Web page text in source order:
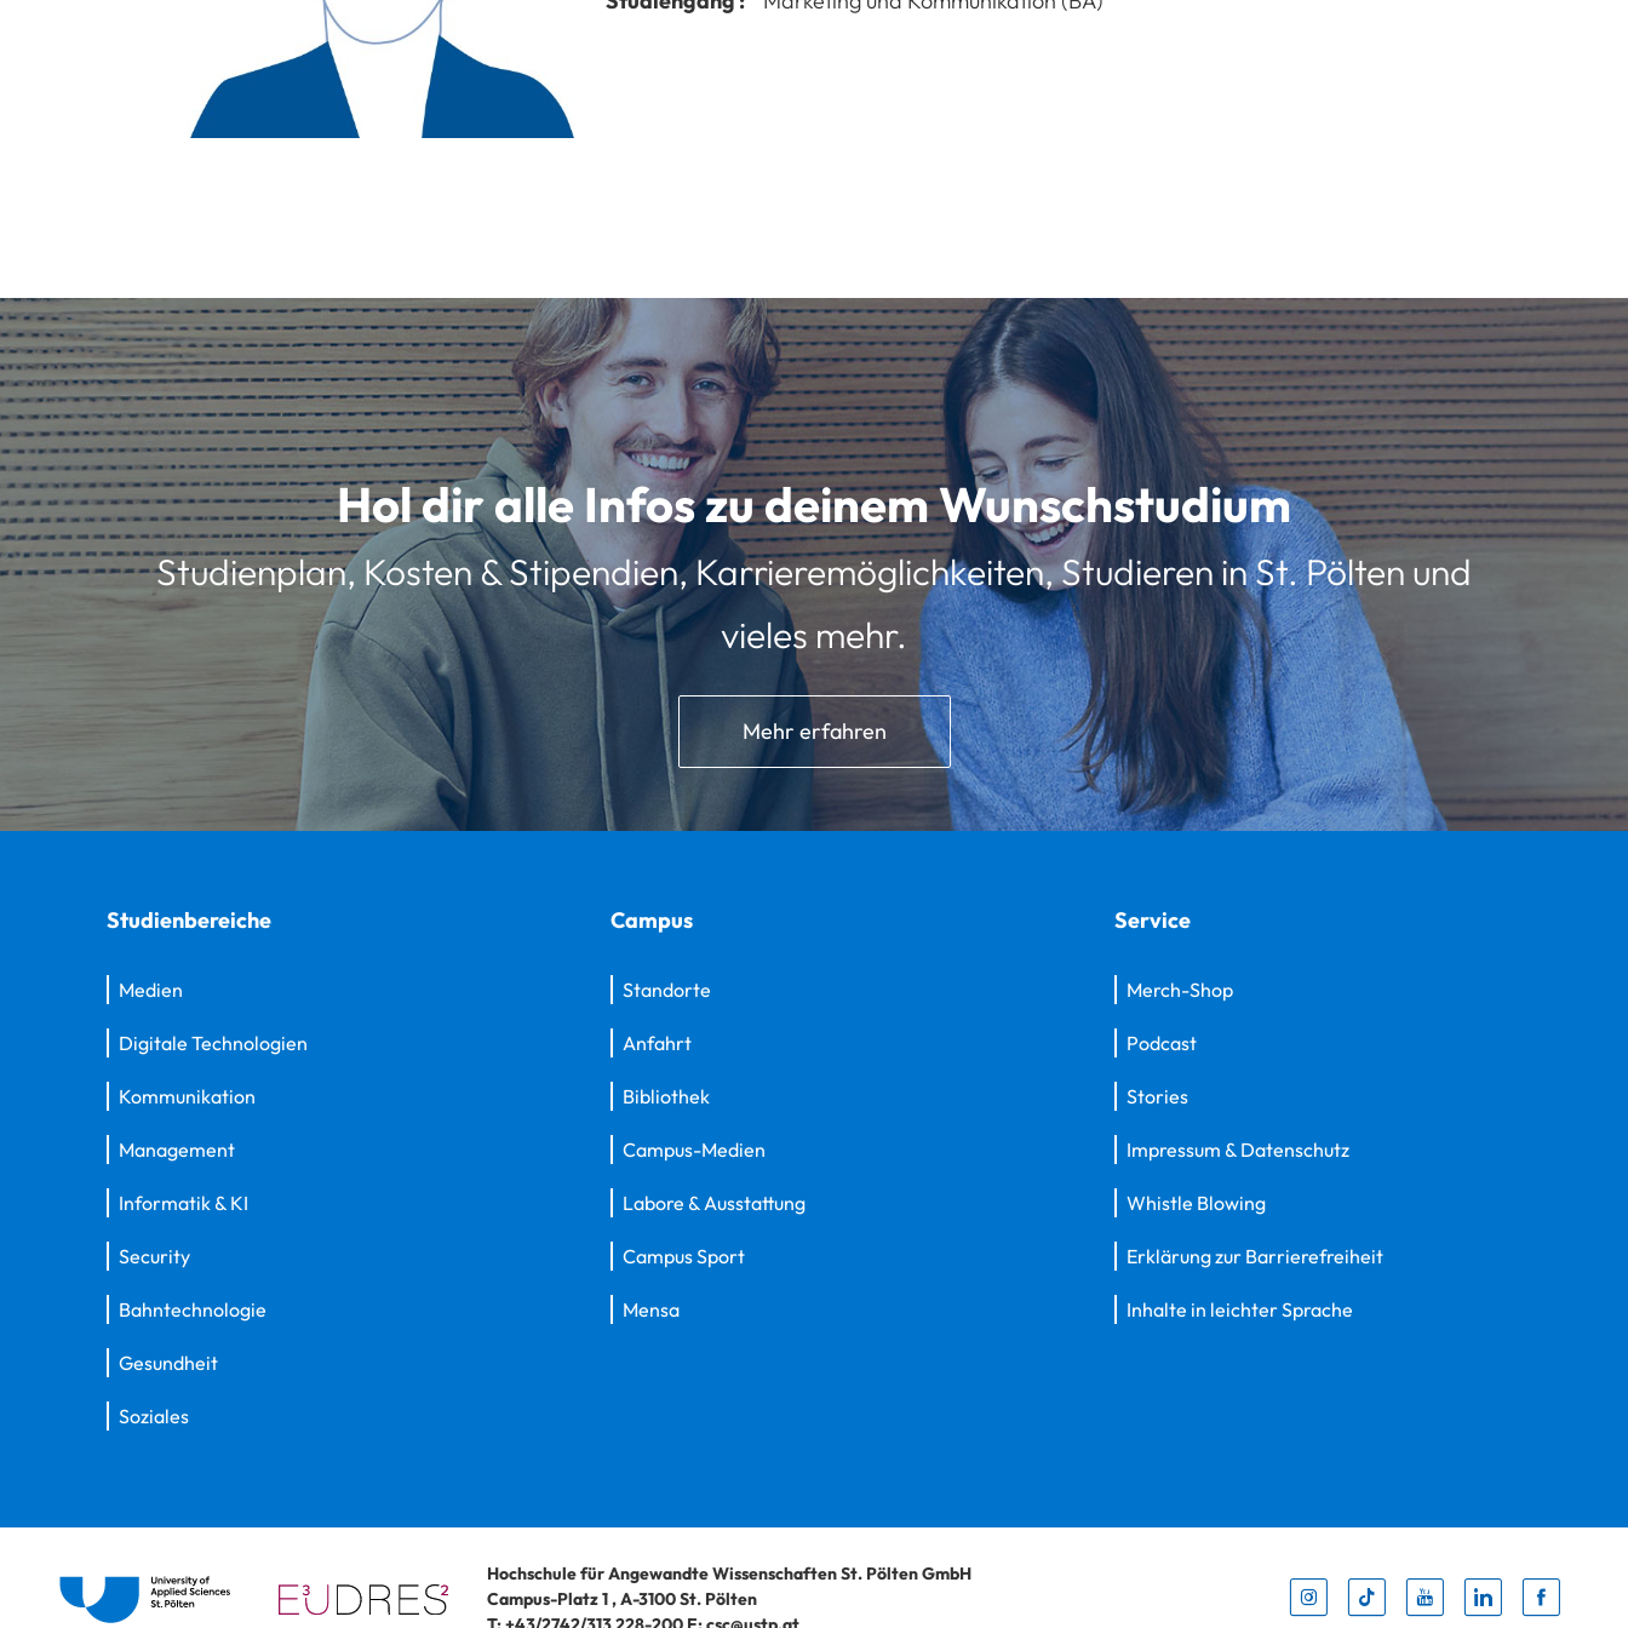
Hol dir alle Infos zu deinem Wunschstudium
Studienplan, Kosten & Stipendien, Karrieremöglichkeiten, Studieren in St. Pölten und
vieles mehr.
Mehr erfahren
Studienbereiche
Medien
Digitale Technologien
Kommunikation
Management
Informatik & KI
Security
Bahntechnologie
Gesundheit
Soziales
Campus
Standorte
Anfahrt
Bibliothek
Campus-Medien
Labore & Ausstattung
Campus Sport
Mensa
Service
Merch-Shop
Podcast
Stories
Impressum & Datenschutz
Whistle Blowing
Erklärung zur Barrierefreiheit
Inhalte in leichter Sprache
Hochschule für Angewandte Wissenschaften St. Pölten GmbH
Campus-Platz 1,A-3100St. Pölten